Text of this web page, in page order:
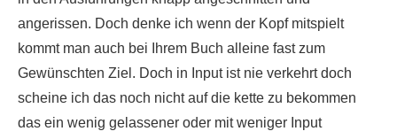
angerissen. Doch denke ich wenn der Kopf mitspielt
kommt man auch bei Ihrem Buch alleine fast zum
Gewünschten Ziel. Doch in Input ist nie verkehrt doch
scheine ich das noch nicht auf die kette zu bekommen
das ein wenig gelassener oder mit weniger Input